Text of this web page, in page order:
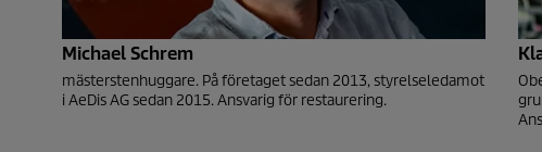
Michael Schrem
mästerstenhuggare. På företaget sedan 2013, styrelseledamot
i AeDis AG sedan 2015. Ansvarig för restaurering.